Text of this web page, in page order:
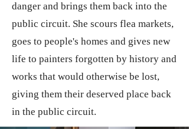
danger and brings them back into the
public circuit. She scours flea markets,
goes to people's homes and gives new
life to painters forgotten by history and
works that would otherwise be lost,
giving them their deserved place back
in the public circuit.